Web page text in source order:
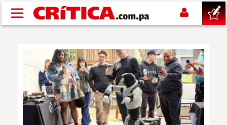
Pasar al contenido principal
SUCESOS
NACIONAL